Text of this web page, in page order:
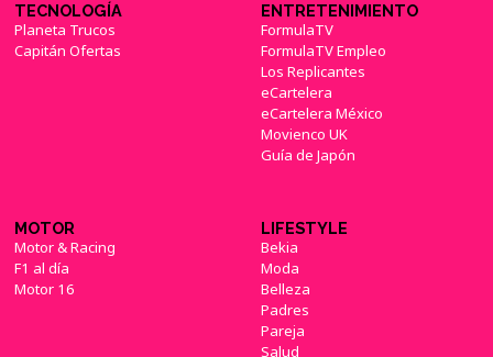
TECNOLOGÍA
Planeta Trucos
Capitán Ofertas
ENTRETENIMIENTO
FormulaTV
FormulaTV Empleo
Los Replicantes
eCartelera
eCartelera México
Movienco UK
Guía de Japón
MOTOR
Motor & Racing
F1 al día
Motor 16
LIFESTYLE
Bekia
Moda
Belleza
Padres
Pareja
Salud